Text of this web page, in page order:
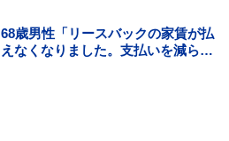
68歳男性「リースバックの家賃が払
えなくなりました。支払いを減らす